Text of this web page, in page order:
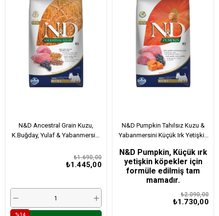
N&D Ancestral Grain Kuzu,
K.Buğday, Yulaf & Yabanmersini
Maması 2,5 Kg
₺1.445,00
₺1.690,00
%14
N&D Pumpkin Tahılsız Kuzu &
Yabanmersini Küçük Irk Yetişkin
N&D Pumpkin, Küçük ırk
yetişkin köpekler için
formüle edilmiş tam
mamadır.
₺1.730,00
₺2.090,00